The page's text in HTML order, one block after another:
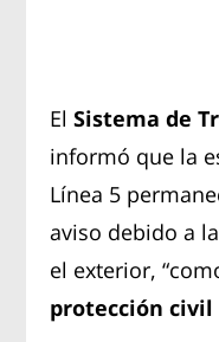
ElSistema de
informó que la
Línea 5
aviso debido a
el exterior,
protección civil